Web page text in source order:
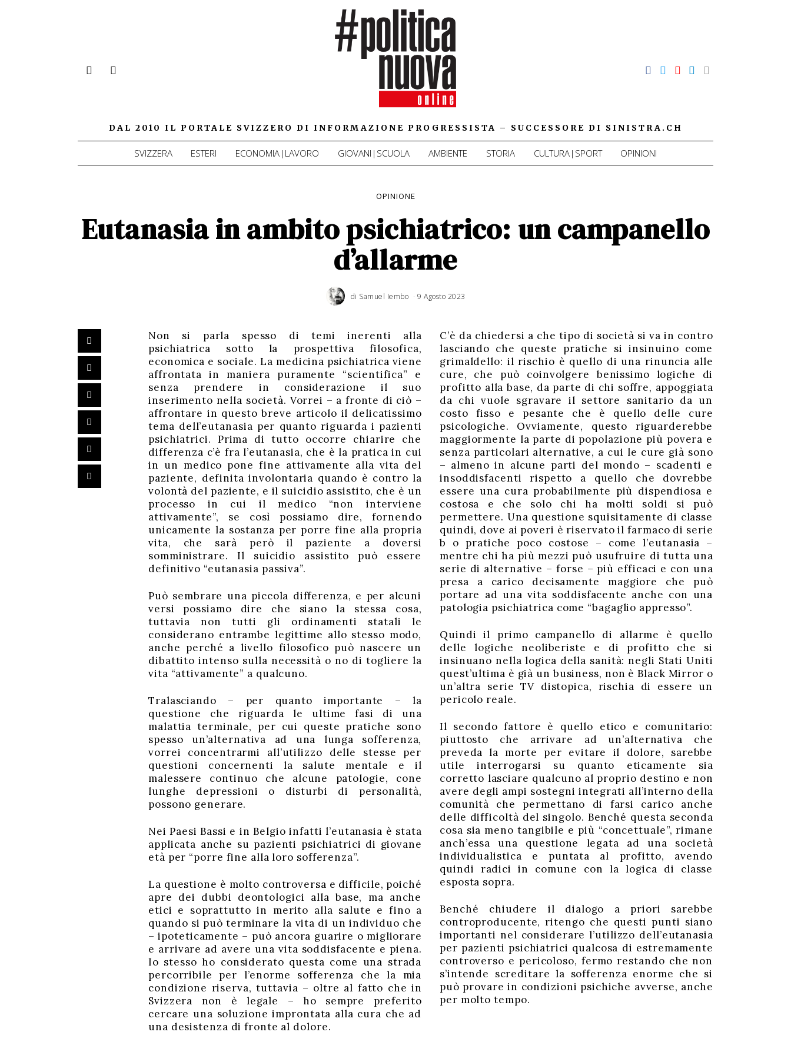
DAL 2010 IL PORTALE SVIZZERO DI INFORMAZIONE PROGRESSISTA – SUCCESSORE DI SINISTRA.CH
SVIZZERA ESTERI ECONOMIA|LAVORO GIOVANI|SCUOLA AMBIENTE STORIA CULTURA|SPORT OPINIONI
OPINIONE
Eutanasia in ambito psichiatrico: un campanello
d’allarme
di Samuel Iembo 9 Agosto 2023
Non si parla spesso di temi inerenti alla
psichiatrica sotto la prospettiva filosofica,
economica e sociale. La medicina psichiatrica viene
affrontata in maniera puramente “scientifica” e
senza prendere in considerazione il suo
inserimento nella società. Vorrei – a fronte di ciò –
affrontare in questo breve articolo il delicatissimo
tema dell’eutanasia per quanto riguarda i pazienti
psichiatrici. Prima di tutto occorre chiarire che
differenza c’è fra l’eutanasia, che è la pratica in cui
in un medico pone fine attivamente alla vita del
paziente, definita involontaria quando è contro la
volontà del paziente, e il suicidio assistito, che è un
processo in cui il medico “non interviene
attivamente”, se così possiamo dire, fornendo
unicamente la sostanza per porre fine alla propria
vita, che sarà però il paziente a doversi
somministrare. Il suicidio assistito può essere
definitivo “eutanasia passiva”.
Può sembrare una piccola differenza, e per alcuni
versi possiamo dire che siano la stessa cosa,
tuttavia non tutti gli ordinamenti statali le
considerano entrambe legittime allo stesso modo,
anche perché a livello filosofico può nascere un
dibattito intenso sulla necessità o no di togliere la
vita “attivamente” a qualcuno.
Tralasciando – per quanto importante – la
questione che riguarda le ultime fasi di una
malattia terminale, per cui queste pratiche sono
spesso un’alternativa ad una lunga sofferenza,
vorrei concentrarmi all’utilizzo delle stesse per
questioni concernenti la salute mentale e il
malessere continuo che alcune patologie, cone
lunghe depressioni o disturbi di personalità,
possono generare.
Nei Paesi Bassi e in Belgio infatti l’eutanasia è stata
applicata anche su pazienti psichiatrici di giovane
età per “porre fine alla loro sofferenza”.
La questione è molto controversa e difficile, poiché
apre dei dubbi deontologici alla base, ma anche
etici e soprattutto in merito alla salute e fino a
quando si può terminare la vita di un individuo che
– ipoteticamente – può ancora guarire o migliorare
e arrivare ad avere una vita soddisfacente e piena.
Io stesso ho considerato questa come una strada
percorribile per l’enorme sofferenza che la mia
condizione riserva, tuttavia – oltre al fatto che in
Svizzera non è legale – ho sempre preferito
cercare una soluzione improntata alla cura che ad
una desistenza di fronte al dolore.
C’è da chiedersi a che tipo di società si va in contro
lasciando che queste pratiche si insinuino come
grimaldello: il rischio è quello di una rinuncia alle
cure, che può coinvolgere benissimo logiche di
profitto alla base, da parte di chi soffre, appoggiata
da chi vuole sgravare il settore sanitario da un
costo fisso e pesante che è quello delle cure
psicologiche. Ovviamente, questo riguarderebbe
maggiormente la parte di popolazione più povera e
senza particolari alternative, a cui le cure già sono
– almeno in alcune parti del mondo – scadenti e
insoddisfacenti rispetto a quello che dovrebbe
essere una cura probabilmente più dispendiosa e
costosa e che solo chi ha molti soldi si può
permettere. Una questione squisitamente di classe
quindi, dove ai poveri è riservato il farmaco di serie
b o pratiche poco costose – come l’eutanasia –
mentre chi ha più mezzi può usufruire di tutta una
serie di alternative – forse – più efficaci e con una
presa a carico decisamente maggiore che può
portare ad una vita soddisfacente anche con una
patologia psichiatrica come “bagaglio appresso”.
Quindi il primo campanello di allarme è quello
delle logiche neoliberiste e di profitto che si
insinuano nella logica della sanità: negli Stati Uniti
quest’ultima è già un business, non è Black Mirror o
un’altra serie TV distopica, rischia di essere un
pericolo reale.
Il secondo fattore è quello etico e comunitario:
piuttosto che arrivare ad un’alternativa che
preveda la morte per evitare il dolore, sarebbe
utile interrogarsi su quanto eticamente sia
corretto lasciare qualcuno al proprio destino e non
avere degli ampi sostegni integrati all’interno della
comunità che permettano di farsi carico anche
delle difficoltà del singolo. Benché questa seconda
cosa sia meno tangibile e più “concettuale”, rimane
anch’essa una questione legata ad una società
individualistica e puntata al profitto, avendo
quindi radici in comune con la logica di classe
esposta sopra.
Benché chiudere il dialogo a priori sarebbe
controproducente, ritengo che questi punti siano
importanti nel considerare l’utilizzo dell’eutanasia
per pazienti psichiatrici qualcosa di estremamente
controverso e pericoloso, fermo restando che non
s’intende screditare la sofferenza enorme che si
può provare in condizioni psichiche avverse, anche
per molto tempo.